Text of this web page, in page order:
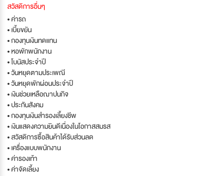
สวัสดิการอื่นๆ
• ค่ารถ
• เบี้ยขยัน
• กองทุนเงินทดแทน
• หอพักพนักงาน
• โบนัสประจำปี
• วันหยุดตามประเพณี
• วันหยุดพักผ่อนประจำปี
• เงินช่วยเหลือฌาปนกิจ
• ประกันสังคม
• กองทุนเงินสำรองเลี้ยงชีพ
• เงินแสดงความยินดีเนื่องในโอกาสสมรส
• สวัสดิการซื้อสินค้าได้รับส่วนลด
• เครื่องแบบพนักงาน
• ค่ารองเท้า
• ค่าจัดเลี้ยง